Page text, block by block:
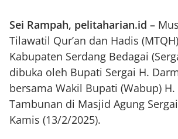
Sei Rampah, pelitaharian.id –
Tilawatil Qur’an dan Hadis
Kabupaten Serdang Bedagai
dibuka oleh Bupati Sergai H.
bersama Wakil Bupati (Wabup)
Tambunan di Masjid Agung
Kamis (13/2/2025).